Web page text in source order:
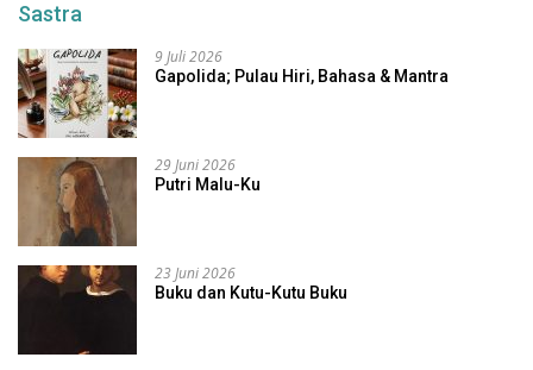
Sastra
9 Juli 2026
Gapolida; Pulau Hiri, Bahasa & Mantra
29 Juni 2026
Putri Malu-Ku
23 Juni 2026
Buku dan Kutu-Kutu Buku